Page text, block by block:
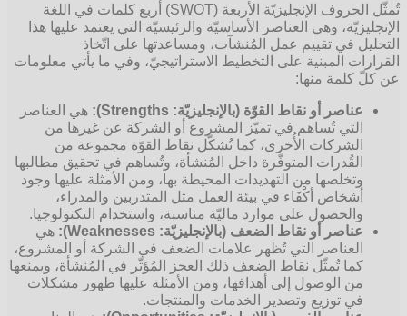
تُمثّل الحروف الإنجليزيّة الأربعة (SWOT) أربع كلمات في اللغة
الإنجليزيّة، وهي العناصر الأساسيّة والرئيسيّة التي يعتمد عليها هذا
التحليل في تقييم عمل المُنشآت، ومساعدتها على اتّخاذ
القرارات المبنية على التخطيط الاستراتيجيّ، وفي ما يأتي معلومات
عن كلّ كلمة منها:
عناصر أو نقاط القوّة (بالإنجليزيّة: Strengths):
هي العناصر
التي تُساهم في تميّز المشروع أو الشركة عن غيرها من
الشركات الأُخرى، كما تُشكّل نقاط القوّة مجموعة من
القُدرات المتوفّرة داخل المُنشأة، وتُساهم في تحقيق مطالبها
وتخلصها من التهديدات المحيطة بها، ومن الأمثلة عليها وجود
أشخاص أكْفَاء في بيئة العمل مثل المتدربين والمدراء،
والحصول على موارد ماليّة مناسبة، واستخدام التكنولوجيا.
عناصر أو نقاط الضعف (بالإنجليزيّة: Weaknesses):
هي
العناصر التي تُظهر علامات الضعف في الشركة أو المشروع،
كما تُمثّل نقاط الضعف ذلك العجز المُؤثّر في المُنشأة، ويمنعها
من الوصول إلى أهدافها، ومن الأمثلة عليها ظهور مشكلات
في توزيع وتصدير الخدمات والمنتجات.